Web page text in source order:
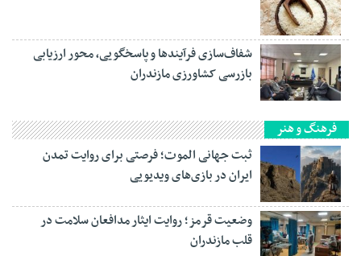
شفاف‌سازی فرآیند‌ها و پاسخگویی، محور ارزیابی
بازرسی کشاورزی مازندران
فرهنگ و هنر
ثبت جهانی الموت؛ فرصتی برای روایت تمدن
ایران در بازی‌های ویدیویی
وضعیت قرمز؛ روایت ایثار مدافعان سلامت در
قلب مازندران